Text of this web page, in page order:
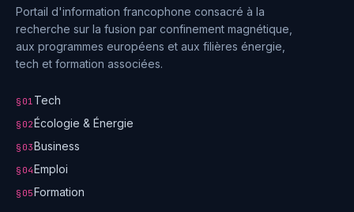
Portail d'information francophone consacré à la
recherche sur la fusion par confinement magnétique,
aux programmes européens et aux filières énergie,
tech et formation associées.
§01 Tech
§02Écologie & Énergie
§03Business
§04Emploi
§05Formation